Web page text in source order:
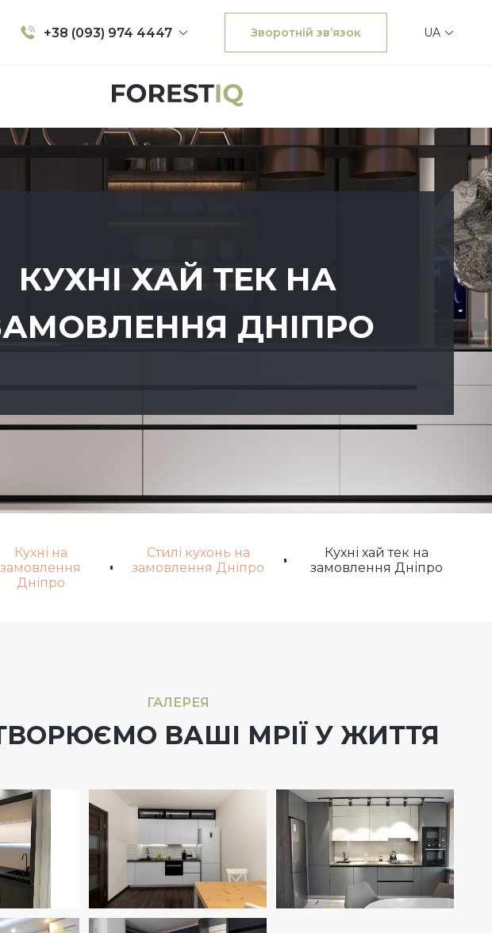
+38 (093) 974 4447 Зворотній зв’язок UA
КУХНІ ХАЙ ТЕК НА
ДНІПРО
Кухні на
замовлення
Дніпро
Стилі кухонь на
замовлення Дніпро
Кухні хай тек на
замовлення Дніпро
ГАЛЕРЕЯ
ВАШІ МРІЇ У ЖИТТЯ